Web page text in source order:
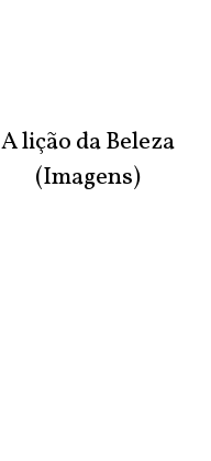
A lição da Beleza
(Imagens)